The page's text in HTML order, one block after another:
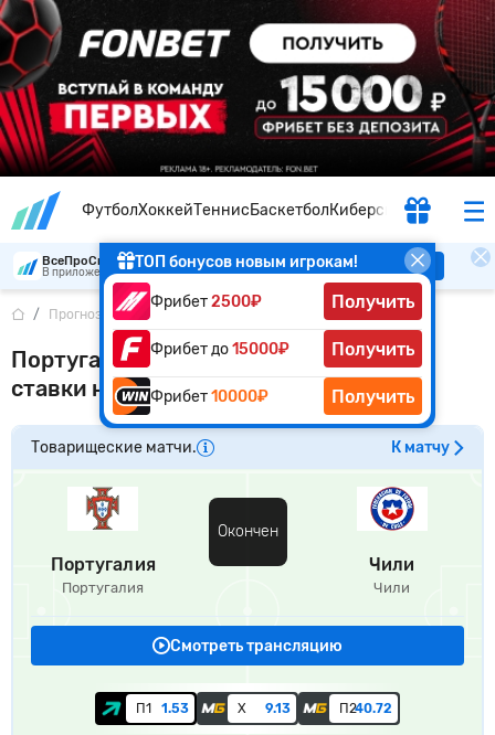
ФутболХоккейТеннисБаскетболКиберспорт
ТОП бонусов новым игрокам!
Фрибет2500₽ Получить
Фрибет до15000₽ Получить
Фрибет10000₽ Получить
ВсеПроСпорт
В приложении удобнее Скачать
Португалия – Чили: прогноз (кф 1.62) и
ставки на товарищеский матч
Прогнозы
Товарищеские матчи. К матчу
Португалия
Португалия
Окончен
Чили
Чили
Смотреть трансляцию
П1 1.53 Х 9.13 П240.72